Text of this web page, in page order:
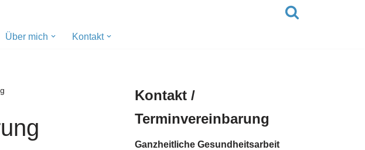
Über mich Kontakt
Kontakt /
Terminvereinbarung
Ganzheitliche Gesundheitsarbeit